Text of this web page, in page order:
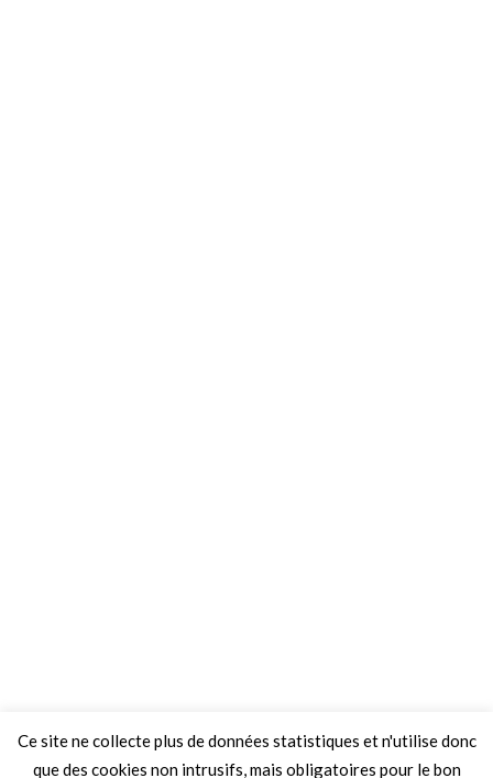
Ce site ne collecte plus de données statistiques et n'utilise donc
que des cookies non intrusifs, mais obligatoires pour le bon